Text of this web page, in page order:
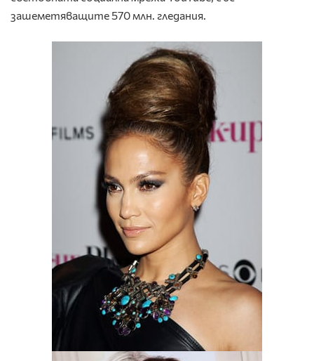
зашеметяващите 570 млн. гледания.